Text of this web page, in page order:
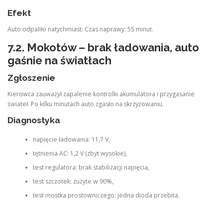
Efekt
Auto odpaliło natychmiast. Czas naprawy: 55 minut.
7.2. Mokotów – brak ładowania, auto
gaśnie na światłach
Zgłoszenie
Kierowca zauważył zapalenie kontrolki akumulatora i przygasanie
świateł. Po kilku minutach auto zgasło na skrzyżowaniu.
Diagnostyka
napięcie ładowania: 11,7 V,
tętnienia AC: 1,2 V (zbyt wysokie),
test regulatora: brak stabilizacji napięcia,
test szczotek: zużyte w 90%,
test mostka prostowniczego: jedna dioda przebita.